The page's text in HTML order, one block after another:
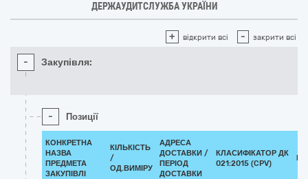
ДЕРЖАУДИТСЛУЖБА УКРАЇНИ
+ відкрити всі - закрити всі
- Закупівля:
- Позиції
КОНКРЕТНА
НАЗВА
ПРЕДМЕТА
ЗАКУПІВЛІ
КІЛЬКІСТЬ
/
ОД.ВИМІРУ
АДРЕСА
ДОСТАВКИ /
ПЕРІОД
ДОСТАВКИ
КЛАСИФІКАТОР ДК
021:2015 (CPV)